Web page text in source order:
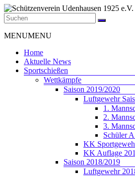
Zum
Inhalt
springen
Schützenverein
Udenhausen
e.V.
Schützenverein
Menü
MENUMENU
Home
Aktuelle News
Sportschießen
Wettkämpfe
Saison 2019/2020
Luftgewehr
1.
2.
3.
Schüler
KK
KK Auflage
Saison 2018/2019
Luftgewehr